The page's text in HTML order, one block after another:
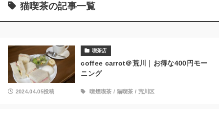
猫喫茶の記事一覧
喫茶店
coffee carrot＠荒川｜お得な400円モー
ニング
2024.04.05投稿 喫煙喫茶 / 猫喫茶 / 荒川区